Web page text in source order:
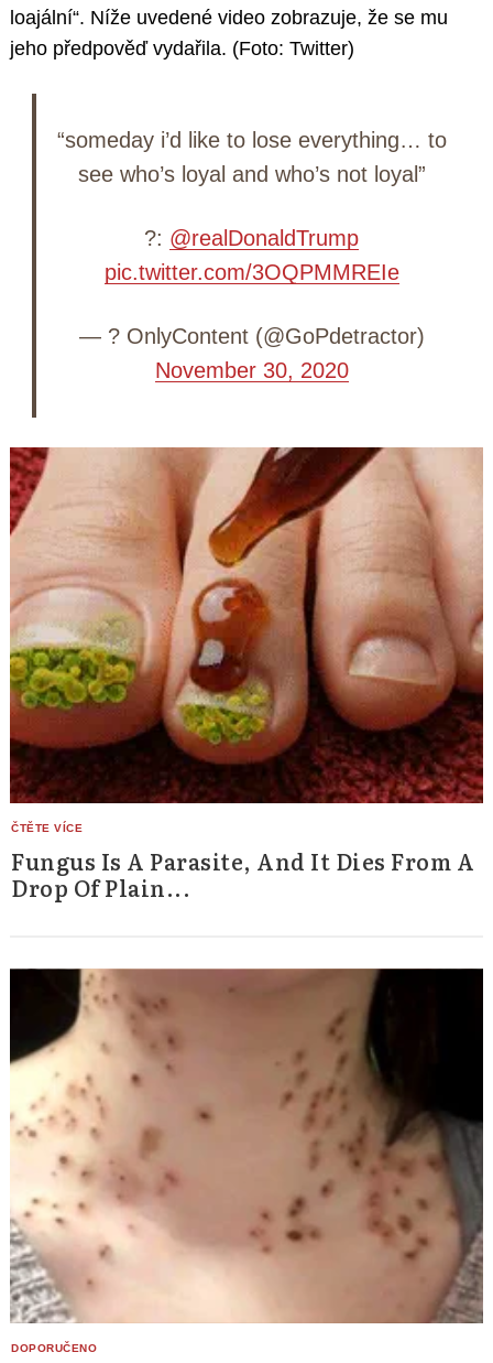
loajální“. Níže uvedené video zobrazuje, že se mu
jeho předpověď vydařila. (Foto: Twitter)
“someday i’d like to lose everything… to
see who’s loyal and who’s not loyal”
?: @realDonaldTrump
pic.twitter.com/3OQPMMREIe
— ? OnlyContent (@GoPdetractor)
November 30, 2020
Fungus Is A Parasite, And It Dies From A
Drop Of Plain...